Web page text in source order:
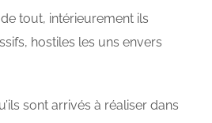
tout, intérieurement ils
hostiles les uns envers
sont arrivés à réaliser dans